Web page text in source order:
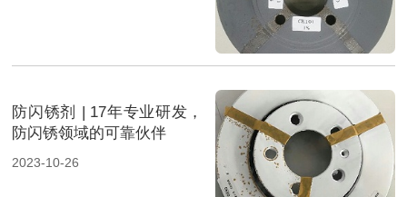
防闪锈剂 | 17年专业研发，
防闪锈领域的可靠伙伴
2023-10-26